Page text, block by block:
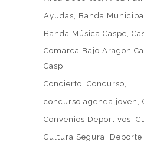
Ayudas
Banda
Banda Música Caspe
Comarca Bajo Aragon
Casp
Concierto Concurso
concurso agenda joven
Convenios Deportivos
Cultura Segura
Deporte